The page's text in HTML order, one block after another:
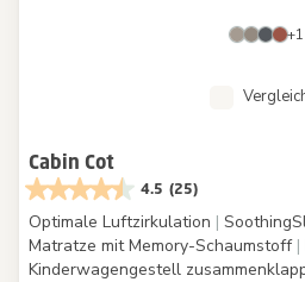
+1
Cabin Cot
4.5 (25)
Optimale Luftzirkulation |
Matratze mit Memory-Schaumstoff |
Kinderwagengestell